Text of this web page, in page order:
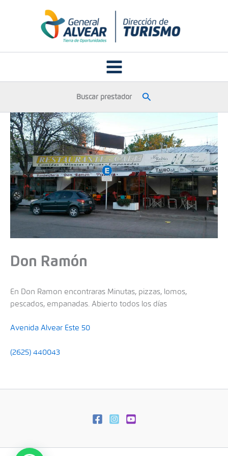
Buscar prestador Buscar
Don Ramón
En Don Ramon encontraras Minutas, pizzas, lomos,
pescados, empanadas. Abierto todos los días
Avenida Alvear Este 50
(2625) 440043